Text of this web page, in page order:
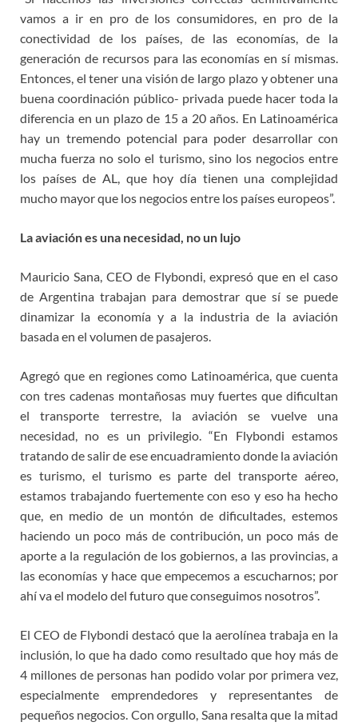
vamos a ir en pro de los consumidores, en pro de la
conectividad de los países, de las economías, de la
generación de recursos para las economías en sí mismas.
Entonces, el tener una visión de largo plazo y obtener una
buena coordinación público- privada puede hacer toda la
diferencia en un plazo de 15 a 20 años. En Latinoamérica
hay un tremendo potencial para poder desarrollar con
mucha fuerza no solo el turismo, sino los negocios entre
los países de AL, que hoy día tienen una complejidad
mucho mayor que los negocios entre los países europeos”.
La aviación es una necesidad, no un lujo
Mauricio Sana, CEO de Flybondi, expresó que en el caso
de Argentina trabajan para demostrar que sí se puede
dinamizar la economía y a la industria de la aviación
basada en el volumen de pasajeros.
Agregó que en regiones como Latinoamérica, que cuenta
con tres cadenas montañosas muy fuertes que dificultan
el transporte terrestre, la aviación se vuelve una
necesidad, no es un privilegio. “En Flybondi estamos
tratando de salir de ese encuadramiento donde la aviación
es turismo, el turismo es parte del transporte aéreo,
estamos trabajando fuertemente con eso y eso ha hecho
que, en medio de un montón de dificultades, estemos
haciendo un poco más de contribución, un poco más de
aporte a la regulación de los gobiernos, a las provincias, a
las economías y hace que empecemos a escucharnos; por
ahí va el modelo del futuro que conseguimos nosotros”.
El CEO de Flybondi destacó que la aerolínea trabaja en la
inclusión, lo que ha dado como resultado que hoy más de
4 millones de personas han podido volar por primera vez,
especialmente emprendedores y representantes de
pequeños negocios. Con orgullo, Sana resalta que la mitad